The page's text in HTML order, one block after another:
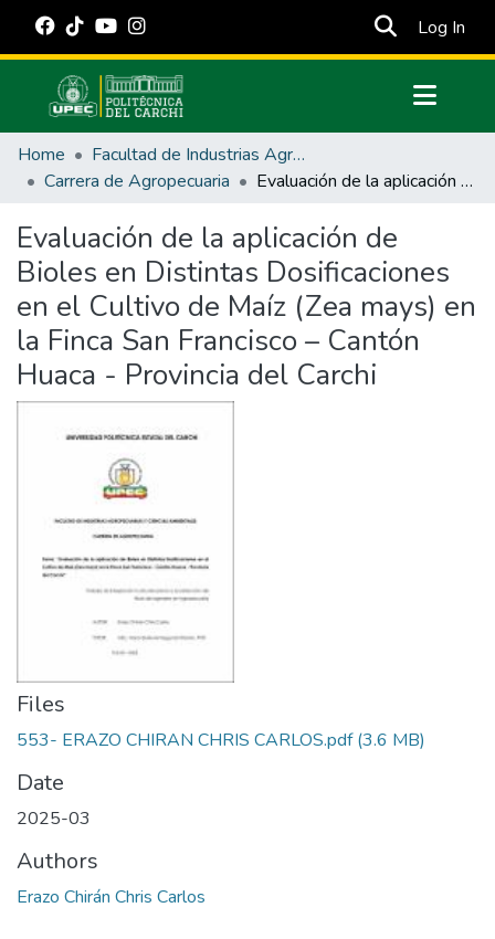
Log In
Communities & Collections
All of DSpace
Estadísticas Externas
Manuales
Home
Facultad de Industrias Agropecuarias y Ciencias Ambientales
Carrera de Agropecuaria
Evaluación de la aplicación de Bioles en Distintas Dosificaciones en el Cultivo de Maíz (Zea mays) en la Finca San Francisco – Cantón Huaca - Provincia del Carchi
Evaluación de la aplicación de
Bioles en Distintas Dosificaciones
en el Cultivo de Maíz (Zea mays) en
la Finca San Francisco – Cantón
Huaca - Provincia del Carchi
Files
553- ERAZO CHIRAN CHRIS CARLOS.pdf(3.6 MB)
Date
2025-03
Authors
Erazo Chirán Chris Carlos